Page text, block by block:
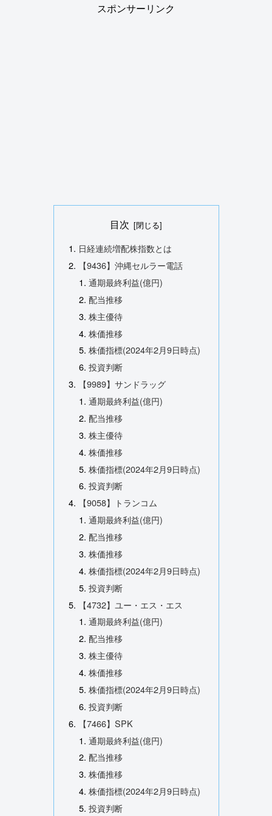
スポンサーリンク
目次
日経連続増配株指数とは
【9436】沖縄セルラー電話
通期最終利益(億円)
配当推移
株主優待
株価推移
株価指標(2024年2月9日時点)
投資判断
【9989】サンドラッグ
通期最終利益(億円)
配当推移
株主優待
株価推移
株価指標(2024年2月9日時点)
投資判断
【9058】トランコム
通期最終利益(億円)
配当推移
株価推移
株価指標(2024年2月9日時点)
投資判断
【4732】ユー・エス・エス
通期最終利益(億円)
配当推移
株主優待
株価推移
株価指標(2024年2月9日時点)
投資判断
【7466】SPK
通期最終利益(億円)
配当推移
株価推移
株価指標(2024年2月9日時点)
投資判断